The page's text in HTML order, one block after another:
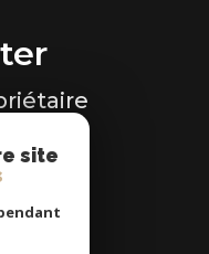
site